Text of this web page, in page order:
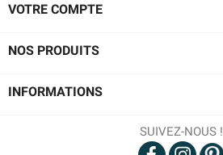
VOTRE COMPTE
NOS PRODUITS
INFORMATIONS
SUIVEZ-NOUS !